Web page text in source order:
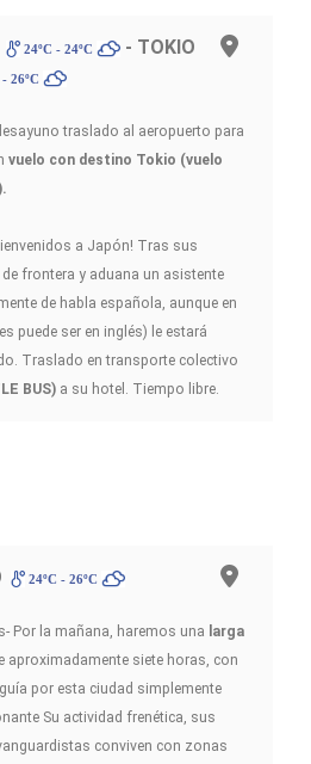
24ºC - 24ºC - TOKIO
- 26ºC
traslado al aeropuerto para
vuelo con destino Tokio (vuelo
a Japón! Tras sus
frontera y aduana un asistente
de habla española, aunque en
puede ser en inglés) le estará
Traslado en transporte colectivo
BUS) a su hotel. Tiempo libre.
24ºC - 26ºC
Por la mañana, haremos una larga
aproximadamente siete horas, con
por esta ciudad simplemente
Su actividad frenética, sus
conviven con zonas